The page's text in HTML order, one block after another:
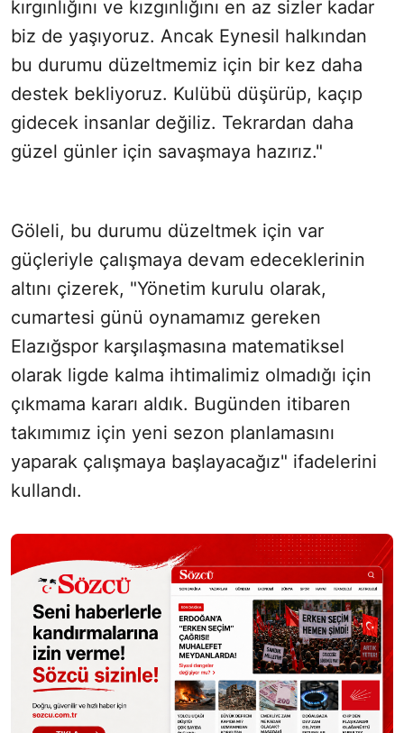
kırgınlığını ve kızgınlığını en az sizler kadar
biz de yaşıyoruz. Ancak Eynesil halkından
bu durumu düzeltmemiz için bir kez daha
destek bekliyoruz. Kulübü düşürüp, kaçıp
gidecek insanlar değiliz. Tekrardan daha
güzel günler için savaşmaya hazırız."
Göleli, bu durumu düzeltmek için var
güçleriyle çalışmaya devam edeceklerinin
altını çizerek, "Yönetim kurulu olarak,
cumartesi günü oynamamız gereken
Elazığspor karşılaşmasına matematiksel
olarak ligde kalma ihtimalimiz olmadığı için
çıkmama kararı aldık. Bugünden itibaren
takımımız için yeni sezon planlamasını
yaparak çalışmaya başlayacağız" ifadelerini
kullandı.